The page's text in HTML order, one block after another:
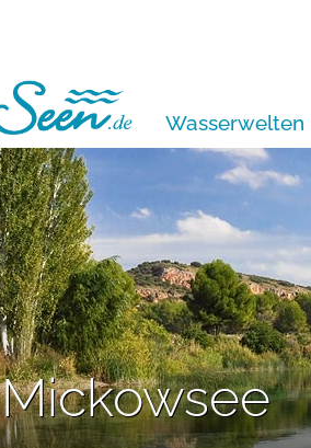
Wasserwelten
Mickowsee